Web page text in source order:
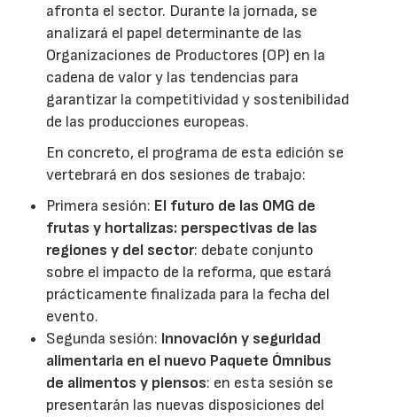
afronta el sector. Durante la jornada, se
analizará el papel determinante de las
Organizaciones de Productores (OP) en la
cadena de valor y las tendencias para
garantizar la competitividad y sostenibilidad
de las producciones europeas.
En concreto, el programa de esta edición se
vertebrará en dos sesiones de trabajo:
Primera sesión: El futuro de las OMG de
frutas y hortalizas: perspectivas de las
regiones y del sector: debate conjunto
sobre el impacto de la reforma, que estará
prácticamente finalizada para la fecha del
evento.
Segunda sesión: Innovación y seguridad
alimentaria en el nuevo Paquete Ómnibus
de alimentos y piensos: en esta sesión se
presentarán las nuevas disposiciones del